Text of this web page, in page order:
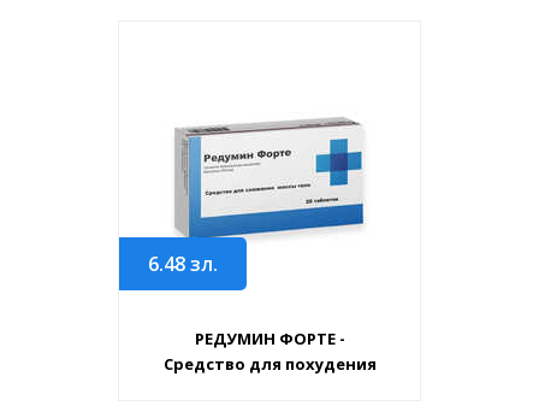
6.48зл.
РЕДУМИН ФОРТЕ -
Средство для похудения